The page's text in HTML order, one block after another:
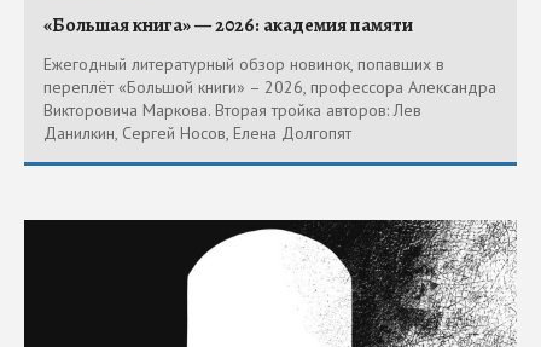
«Большая книга» — 2026: академия памяти
Ежегодный литературный обзор новинок, попавших в
переплёт «Большой книги» – 2026, профессора Александра
Викторовича Маркова. Вторая тройка авторов: Лев
Данилкин, Сергей Носов, Елена Долгопят